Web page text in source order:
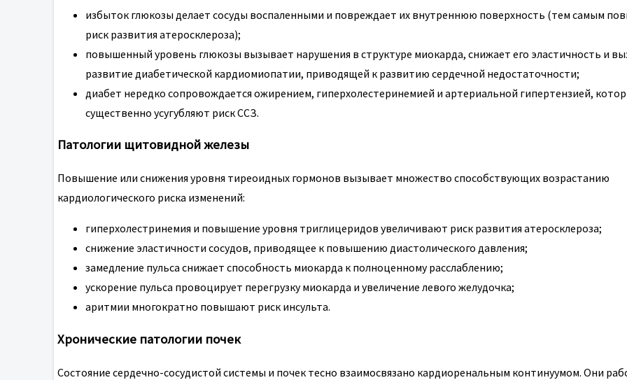
избыток глюкозы делает сосуды воспаленными и повреждает их внутреннюю поверхность (тем самым
риск развития атеросклероза);
повышенный уровень глюкозы вызывает нарушения в структуре миокарда, снижает его эластичность и
развитие диабетической кардиомиопатии, приводящей к развитию сердечной недостаточности;
диабет нередко сопровождается ожирением, гиперхолестеринемией и артериальной гипертензией,
существенно усугубляют риск ССЗ.
Патологии щитовидной железы
Повышение или снижения уровня тиреоидных гормонов вызывает множество способствующих возрастанию
кардиологического риска изменений:
гиперхолестринемия и повышение уровня триглицеридов увеличивают риск развития атеросклероза;
снижение эластичности сосудов, приводящее к повышению диастолического давления;
замедление пульса снижает способность миокарда к полноценному расслаблению;
ускорение пульса провоцирует перегрузку миокарда и увеличение левого желудочка;
аритмии многократно повышают риск инсульта.
Хронические патологии почек
Состояние сердечно-сосудистой системы и почек тесно взаимосвязано кардиоренальным континуумом. Они